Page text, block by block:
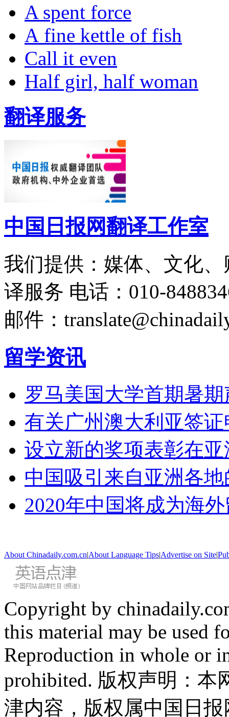
A spent force
A fine kettle of fish
Call it even
Half girl, half woman
翻译服务
中国日报网翻译工作室
我们提供：媒体、文化
译服务 电话：010-
邮件：
留学资讯
罗马美国大学首期暑
有关广州澳大利亚签
设立新的奖项表彰在
中国吸引来自亚洲各
2020年中国将成为海
About Chinadaily.com.cn|About Language Tips|Advertise on Site|
Copyright by
this material may be used
Reproduction in whole or
prohibited. 版权声明：
津内容，版权属中国日